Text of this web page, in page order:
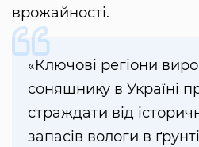
врожайності.
«Ключові регіони
соняшнику в Україні
страждати від
запасів вологи в